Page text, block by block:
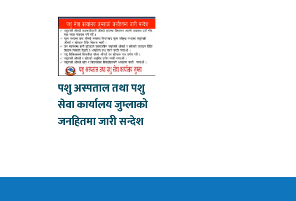
पशु अस्पताल तथा पशु
सेवा कार्यालय जुम्लाको
जनहितमा जारी सन्देश